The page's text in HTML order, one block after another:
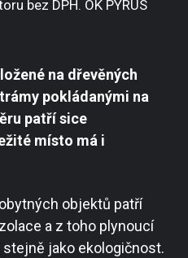
bez DPH. OK PYRUS
na dřevěných
pokládanými na
patří sice
místo má i
objektů patří
a z toho plynoucí
jako ekologičnost.